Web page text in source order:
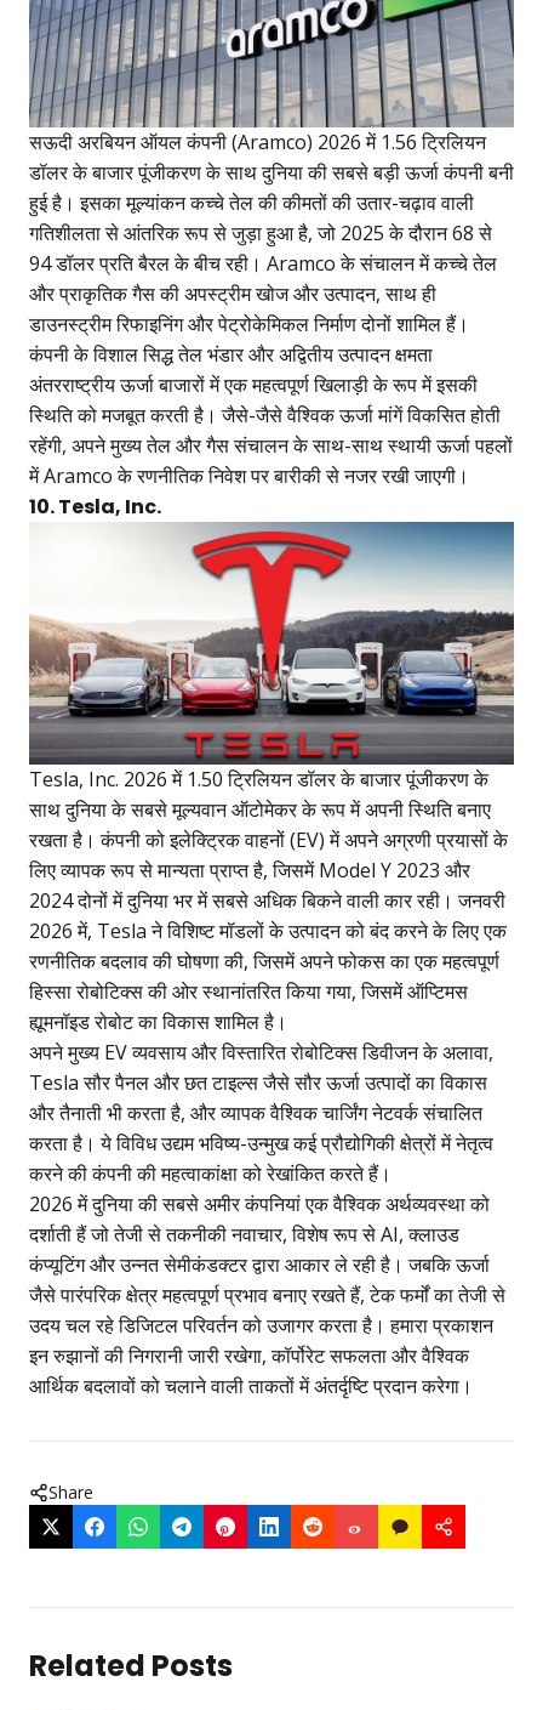
सऊदी अरबियन ऑयल कंपनी (Aramco) 2026 में 1.56 ट्रिलियन
डॉलर के बाजार पूंजीकरण के साथ दुनिया की सबसे बड़ी ऊर्जा कंपनी बनी
हुई है। इसका मूल्यांकन कच्चे तेल की कीमतों की उतार-चढ़ाव वाली
गतिशीलता से आंतरिक रूप से जुड़ा हुआ है, जो 2025 के दौरान 68 से
94 डॉलर प्रति बैरल के बीच रही। Aramco के संचालन में कच्चे तेल
और प्राकृतिक गैस की अपस्ट्रीम खोज और उत्पादन, साथ ही
डाउनस्ट्रीम रिफाइनिंग और पेट्रोकेमिकल निर्माण दोनों शामिल हैं।
कंपनी के विशाल सिद्ध तेल भंडार और अद्वितीय उत्पादन क्षमता
अंतरराष्ट्रीय ऊर्जा बाजारों में एक महत्वपूर्ण खिलाड़ी के रूप में इसकी
स्थिति को मजबूत करती है। जैसे-जैसे वैश्विक ऊर्जा मांगें विकसित होती
रहेंगी, अपने मुख्य तेल और गैस संचालन के साथ-साथ स्थायी ऊर्जा पहलों
में Aramco के रणनीतिक निवेश पर बारीकी से नजर रखी जाएगी।
10. Tesla, Inc.
Tesla, Inc. 2026 में 1.50 ट्रिलियन डॉलर के बाजार पूंजीकरण के
साथ दुनिया के सबसे मूल्यवान ऑटोमेकर के रूप में अपनी स्थिति बनाए
रखता है। कंपनी को इलेक्ट्रिक वाहनों (EV) में अपने अग्रणी प्रयासों के
लिए व्यापक रूप से मान्यता प्राप्त है, जिसमें Model Y 2023 और
2024 दोनों में दुनिया भर में सबसे अधिक बिकने वाली कार रही। जनवरी
2026 में, Tesla ने विशिष्ट मॉडलों के उत्पादन को बंद करने के लिए एक
रणनीतिक बदलाव की घोषणा की, जिसमें अपने फोकस का एक महत्वपूर्ण
हिस्सा रोबोटिक्स की ओर स्थानांतरित किया गया, जिसमें ऑप्टिमस
ह्यूमनॉइड रोबोट का विकास शामिल है।
अपने मुख्य EV व्यवसाय और विस्तारित रोबोटिक्स डिवीजन के अलावा,
Tesla सौर पैनल और छत टाइल्स जैसे सौर ऊर्जा उत्पादों का विकास
और तैनाती भी करता है, और व्यापक वैश्विक चार्जिंग नेटवर्क संचालित
करता है। ये विविध उद्यम भविष्य-उन्मुख कई प्रौद्योगिकी क्षेत्रों में नेतृत्व
करने की कंपनी की महत्वाकांक्षा को रेखांकित करते हैं।
2026 में दुनिया की सबसे अमीर कंपनियांएक वैश्विक अर्थव्यवस्था को
दर्शाती हैं जो तेजी से तकनीकी नवाचार, विशेष रूप से AI, क्लाउड
कंप्यूटिंग और उन्नत सेमीकंडक्टर द्वारा आकार ले रही है। जबकि ऊर्जा
जैसे पारंपरिक क्षेत्र महत्वपूर्ण प्रभाव बनाए रखते हैं, टेक फर्मों का तेजी से
उदय चल रहे डिजिटल परिवर्तन को उजागर करता है। हमारा प्रकाशन
इन रुझानों की निगरानी जारी रखेगा, कॉर्पोरेट सफलता और वैश्विक
आर्थिक बदलावों को चलाने वाली ताकतों में अंतर्दृष्टि प्रदान करेगा।
Share
Related Posts